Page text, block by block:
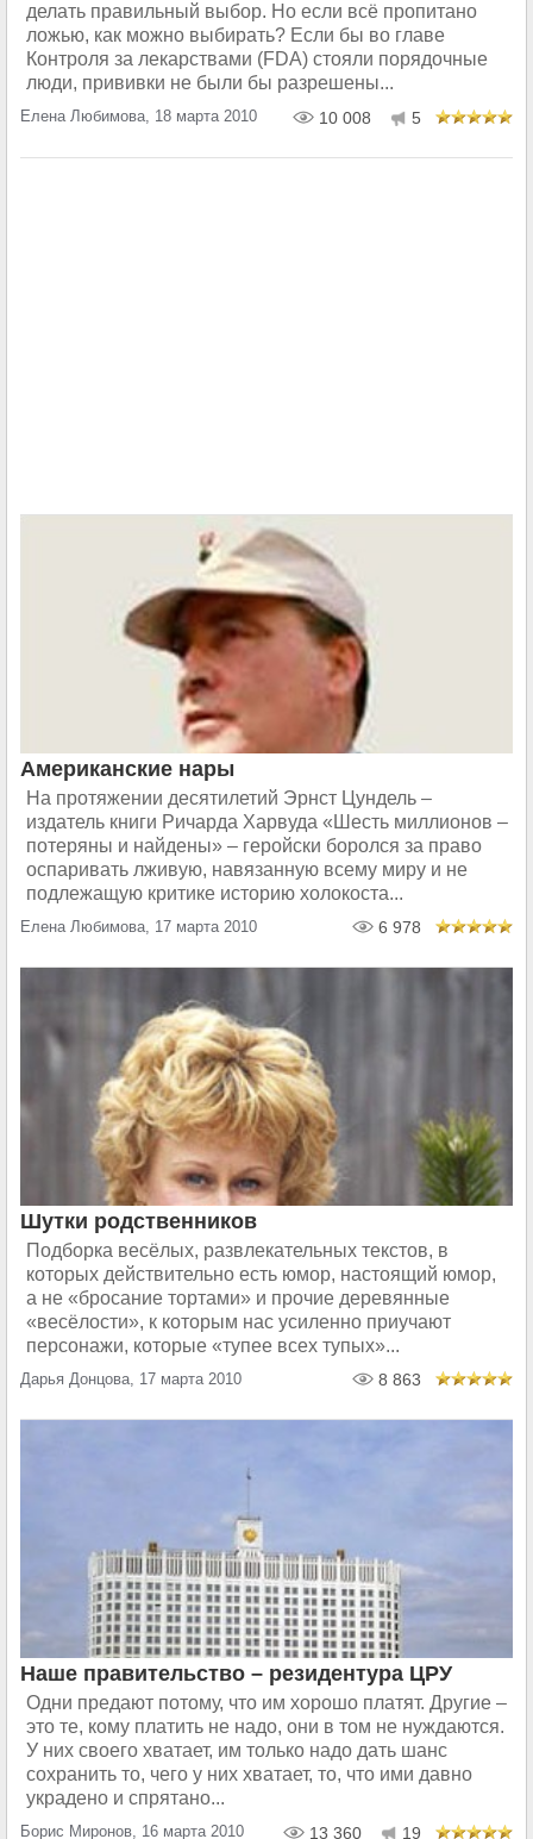
делать правильный выбор. Но если всё пропитано
ложью, как можно выбирать? Если бы во главе
Контроля за лекарствами (FDA) стояли порядочные
люди, прививки не были бы разрешены...
Елена Любимова, 18 марта 2010 10 008 5
Американские нары
На протяжении десятилетий Эрнст Цундель –
издатель книги Ричарда Харвуда «Шесть миллионов –
потеряны и найдены» – геройски боролся за право
оспаривать лживую, навязанную всему миру и не
подлежащую критике историю холокоста...
Елена Любимова, 17 марта 2010 6 978
Шутки родственников
Подборка весёлых, развлекательных текстов, в
которых действительно есть юмор, настоящий юмор,
а не «бросание тортами» и прочие деревянные
«весёлости», к которым нас усиленно приучают
персонажи, которые «тупее всех тупых»...
Дарья Донцова, 17 марта 2010 8 863
Наше правительство – резидентура ЦРУ
Одни предают потому, что им хорошо платят. Другие –
это те, кому платить не надо, они в том не нуждаются.
У них своего хватает, им только надо дать шанс
сохранить то, чего у них хватает, то, что ими давно
украдено и спрятано...
Борис Миронов, 16 марта 2010 13 360 19